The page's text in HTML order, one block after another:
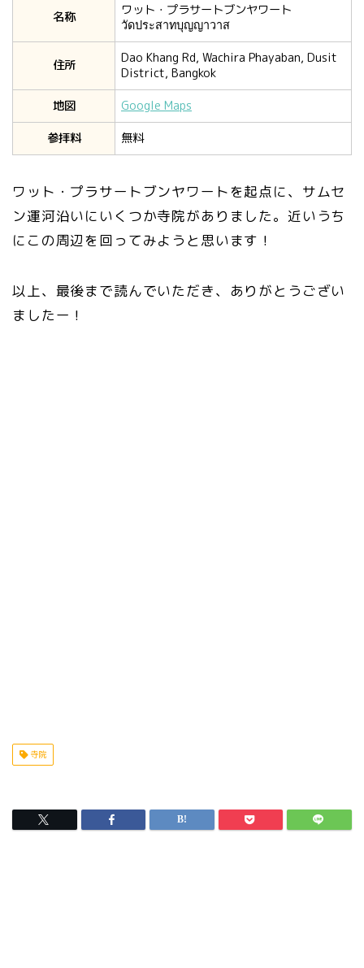
名称
ワット・プラサートブンヤワート
วัดประสาทบุญญาวาส
住所
Dao Khang Rd, Wachira Phayaban, Dusit
District, Bangkok
地図
Google Maps
参拝料
無料
ワット・プラサートブンヤワートを起点に、サムセ
ン運河沿いにいくつか寺院がありました。近いうち
にこの周辺を回ってみようと思います！
以上、最後まで読んでいただき、ありがとうござい
ましたー！
寺院